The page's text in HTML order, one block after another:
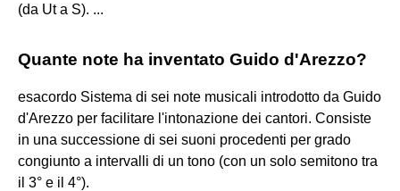
(da Ut a S). ...
Quante note ha inventato Guido d'Arezzo?
esacordo Sistema di sei note musicali introdotto da Guido
d'Arezzo per facilitare l'intonazione dei cantori. Consiste
in una successione di sei suoni procedenti per grado
congiunto a intervalli di un tono (con un solo semitono tra
il 3° e il 4°).